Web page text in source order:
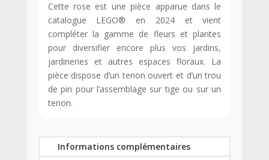
Cette rose est une pièce apparue dans le
catalogue LEGO® en 2024 et vient
compléter la gamme de fleurs et plantes
pour diversifier encore plus vos jardins,
jardineries et autres espaces floraux. La
pièce dispose d’un tenon ouvert et d’un trou
de pin pour l’assemblage sur tige ou sur un
tenon.
Informations complémentaires